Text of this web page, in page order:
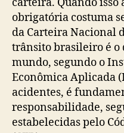
obrigatória costuma
da Carteira Nacional
trânsito brasileiro é o
mundo, segundo o
Econômica Aplicada
acidentes, é
responsabilidade,
estabelecidas pelo